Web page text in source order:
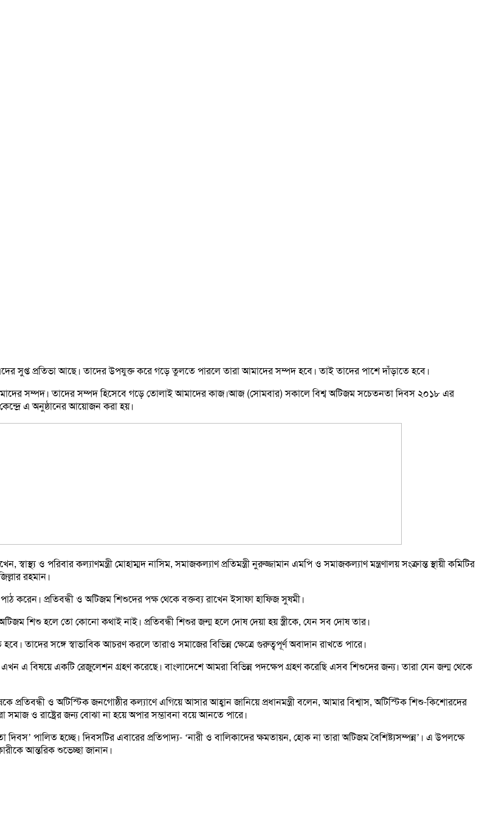
সুপ্ত প্রতিভা আছে। তাদের উপযুক্ত করে গড়ে তুলতে পারলে তারা আমাদের সম্পদ হবে। তাই তাদের পাশে দাঁড়াতে হবে।
আমাদের সম্পদ। তাদের সম্পদ হিসেবে গড়ে তোলাই আমাদের কাজ।আজ (সোমবার) সকালে বিশ্ব অটিজম সচেতনতা দিবস ২০১৮ এর
এ অনুষ্ঠানের আয়োজন করা হয়।
ও পরিবার কল্যাণমন্ত্রী মোহাম্মদ নাসিম, সমাজকল্যাণ প্রতিমন্ত্রী নুরুজ্জামান এমপি ও সমাজকল্যাণ মন্ত্রণালয় সংক্রান্ত স্থায়ী কমিটির
রহমান।
করেন। প্রতিবন্ধী ও অটিজম শিশুদের পক্ষ থেকে বক্তব্য রাখেন ইসাফা হাফিজ সুষমী।
শিশু হলে তো কোনো কথাই নাই। প্রতিবন্ধী শিশুর জন্ম হলে দোষ দেয়া হয় স্ত্রীকে, যেন সব দোষ তার।
তাদের সঙ্গে স্বাভাবিক আচরণ করলে তারাও সমাজের বিভিন্ন ক্ষেত্রে গুরুত্বপূর্ণ অবাদান রাখতে পারে।
এ বিষয়ে একটি রেজুলেশন গ্রহণ করেছে। বাংলাদেশে আমরা বিভিন্ন পদক্ষেপ গ্রহণ করেছি এসব শিশুদের জন্য। তারা যেন জন্ম থেকে
প্রতিবন্ধী ও অটিস্টিক জনগোষ্ঠীর কল্যাণে এগিয়ে আসার আহ্বান জানিয়ে প্রধানমন্ত্রী বলেন, আমার বিশ্বাস, অটিস্টিক শিশু-কিশোরদের
সমাজ ও রাষ্ট্রের জন্য বোঝা না হয়ে অপার সম্ভাবনা বয়ে আনতে পারে।
পালিত হচ্ছে। দিবসটির এবারের প্রতিপাদ্য- ‘নারী ও বালিকাদের ক্ষমতায়ন, হোক না তারা অটিজম বৈশিষ্ট্যসম্পন্ন’। এ উপলক্ষে
আন্তরিক শুভেচ্ছা জানান।